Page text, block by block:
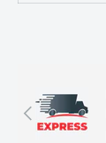
Précédent